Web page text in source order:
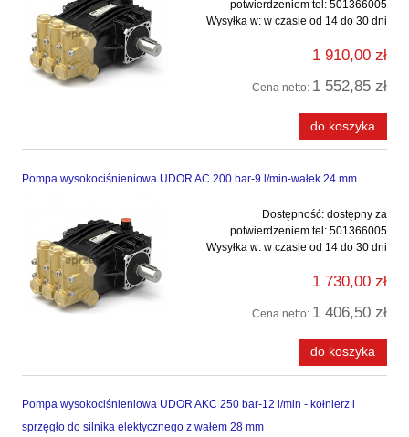
potwierdzeniem tel: 501366005
Wysyłka w: w czasie od 14 do 30 dni
1 910,00 zł
Cena netto: 1 552,85 zł
do koszyka
Pompa wysokociśnieniowa UDOR AC 200 bar-9 l/min-wałek 24 mm
Dostępność: dostępny za
potwierdzeniem tel: 501366005
Wysyłka w: w czasie od 14 do 30 dni
1 730,00 zł
Cena netto: 1 406,50 zł
do koszyka
Pompa wysokociśnieniowa UDOR AKC 250 bar-12 l/min - kołnierz i
sprzęgło do silnika elektycznego z wałem 28 mm